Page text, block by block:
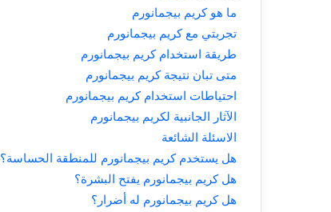
ما هو كريم بيجمانورم
تجربتي مع كريم بيجمانورم
طريقة استخدام كريم بيجمانورم
متى تبان نتيجة كريم بيجمانورم
احتياطات استخدام كريم بيجمانورم
الآثار الجانبية لكريم بيجمانورم
الاسئلة الشائعة
هل يستخدم كريم بيجمانورم للمنطقة الحساسة؟
هل كريم بيجمانورم يفتح البشرة؟
هل كريم بيجمانورم له أضرار؟